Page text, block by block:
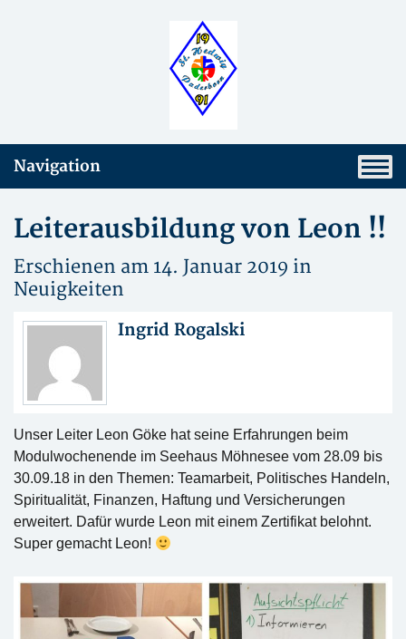
Navigation
Leiterausbildung von Leon !!
Erschienen am 14. Januar 2019 in
Neuigkeiten
Ingrid Rogalski
Unser Leiter Leon Göke hat seine Erfahrungen beim
Modulwochenende im Seehaus Möhnesee vom 28.09 bis
30.09.18 in den Themen: Teamarbeit, Politisches Handeln,
Spiritualität, Finanzen, Haftung und Versicherungen
erweitert. Dafür wurde Leon mit einem Zertifikat belohnt.
Super gemacht Leon!